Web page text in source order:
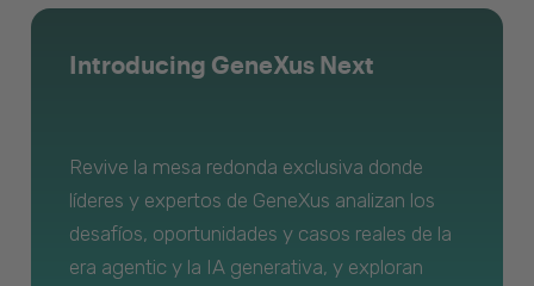
Introducing GeneXus Next
Revive la mesa redonda exclusiva donde
líderes y expertos de GeneXus analizan los
desafíos, oportunidades y casos reales de la
era agentic y la IA generativa, y exploran